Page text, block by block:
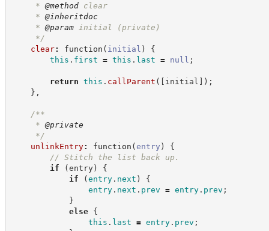
* @method clear
* @inheritdoc
* @param initial (private)
*/
clear: function ( initial )
{
this . first = this . last = null ;
return this . callParent ( [ initial ] ) ;
} ,
/**
* @private
*/
unlinkEntry: function (entry )
{
// Stitch the list back up.
if
(entry)
{
if
(entry. next )
{
entry. next . prev = entry. prev ;
}
else
{
this . last = entry. prev ;